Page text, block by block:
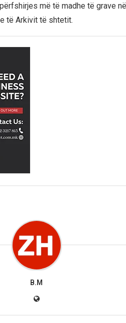
më të madhe të grave
të Arkivit të shtetit.
B.M